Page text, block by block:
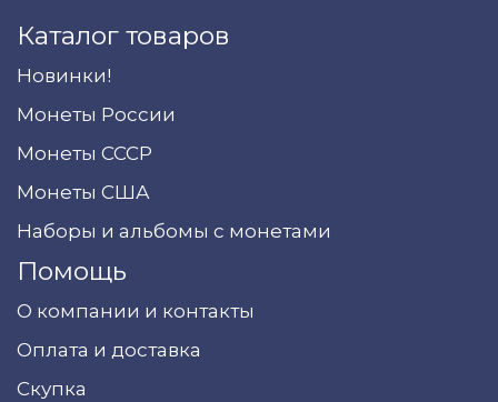
Каталог товаров
Новинки!
Монеты России
Монеты СССР
Монеты США
Наборы и альбомы с монетами
Помощь
О компании и контакты
Оплата и доставка
Скупка